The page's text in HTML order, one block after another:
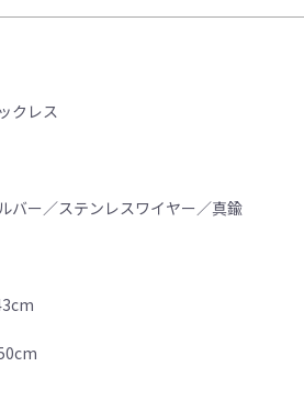
クレス
バー／ステンレスワイヤー／真鍮